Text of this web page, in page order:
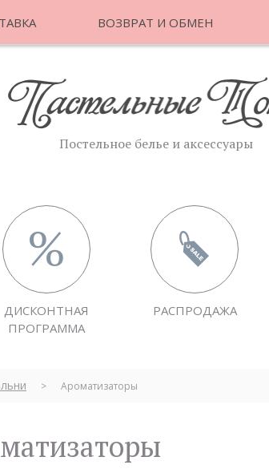
ВОЗВРАТ И ОБМЕН
Постельное белье и аксессуары
ДИСКОНТНАЯ
ПРОГРАММА
РАСПРОДАЖА
> Ароматизаторы